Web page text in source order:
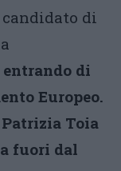
di
entrando di
Europeo.
Toia
fuori dal